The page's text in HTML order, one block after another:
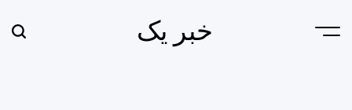
Menu خبر یک